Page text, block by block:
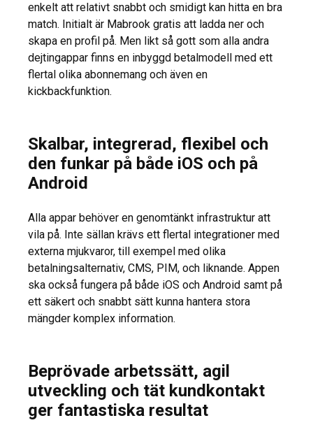
enkelt att relativt snabbt och smidigt kan hitta en bra
match. Initialt är Mabrook gratis att ladda ner och
skapa en profil på. Men likt så gott som alla andra
dejtingappar finns en inbyggd betalmodell med ett
flertal olika abonnemang och även en
kickbackfunktion.
Skalbar, integrerad, flexibel och
den funkar på både iOS och på
Android
Alla appar behöver en genomtänkt infrastruktur att
vila på. Inte sällan krävs ett flertal integrationer med
externa mjukvaror, till exempel med olika
betalningsalternativ, CMS, PIM, och liknande. Appen
ska också fungera på både iOS och Android samt på
ett säkert och snabbt sätt kunna hantera stora
mängder komplex information.
Beprövade arbetssätt, agil
utveckling och tät kundkontakt
ger fantastiska resultat